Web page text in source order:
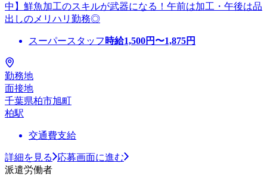
中】鮮魚加工のスキルが武器になる！午前は加工・午後は品
出しのメリハリ勤務◎
スーパースタッフ 時給1,500円〜1,875円
勤務地
面接地
千葉県柏市旭町
柏駅
交通費支給
詳細を見る
応募画面に進む
派遣労働者